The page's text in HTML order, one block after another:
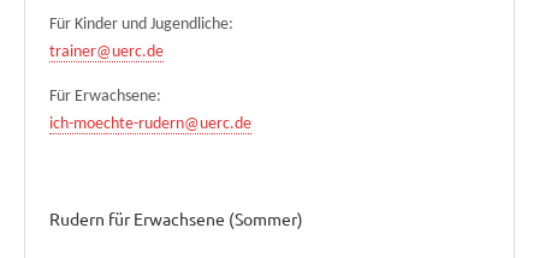
Für Kinder und Jugendliche:
trainer@uerc.de
Für Erwachsene:
ich-moechte-rudern@uerc.de
Rudern für Erwachsene (Sommer)